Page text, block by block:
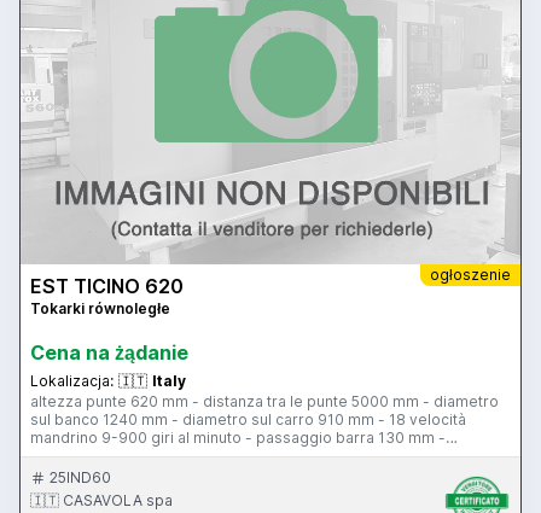
ogłoszenie
EST TICINO 620
Tokarki równoległe
Cena na żądanie
Lokalizacja: 🇮🇹 Italy
altezza punte 620 mm - distanza tra le punte 5000 mm - diametro
sul banco 1240 mm - diametro sul carro 910 mm - 18 velocità
mandrino 9-900 giri al minuto - passaggio barra 130 mm -
posizionatore elesta visulesta IV
25IND60
🇮🇹 CASAVOLA spa